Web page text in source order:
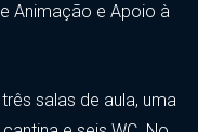
Animação e Apoio à
salas de aula, uma